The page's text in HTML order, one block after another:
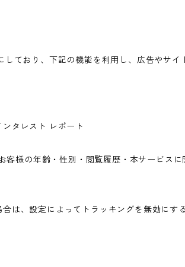
ており、下記の機能を利用し、広告やサ
タレスト レポート
様の年齢・性別・閲覧履歴・本サービス
は、設定によってトラッキングを無効に